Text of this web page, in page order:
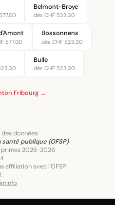
Belmont-Broye
dès CHF 523.30
577.00
Bossonnens
dès CHF 523.30
Bulle
dès CHF 523.30
Fribourg →
données:
publique (OFSP)
2026 ·2026
affiliation avec l'OFSP.
:
.